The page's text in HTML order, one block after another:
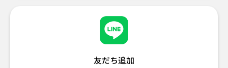
友だち追加